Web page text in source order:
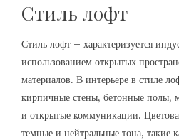
Стиль лофт
Стиль лофт – характеризуется
использованием открытых
материалов. В интерьере в стиле
кирпичные стены, бетонные полы,
и открытые коммуникации.
темные и нейтральные тона, такие